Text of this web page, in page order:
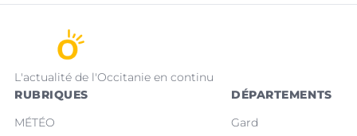
L'actualité de l'Occitanie en continu
RUBRIQUES
MÉTÉO
DÉPARTEMENTS
Gard